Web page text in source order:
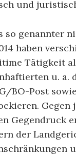
und
genannter
haben
Tätigkeit
u. a.
BO-Post
Gegen
Gegendruck
der